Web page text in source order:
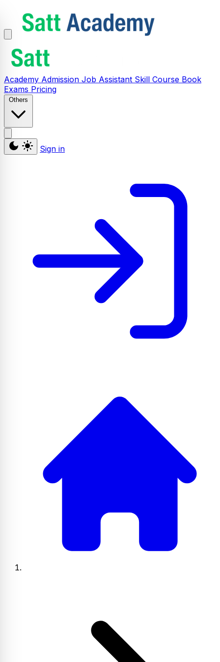
Academy Admission Job Assistant Skill Course Book
Exams Pricing
Others
Sign in